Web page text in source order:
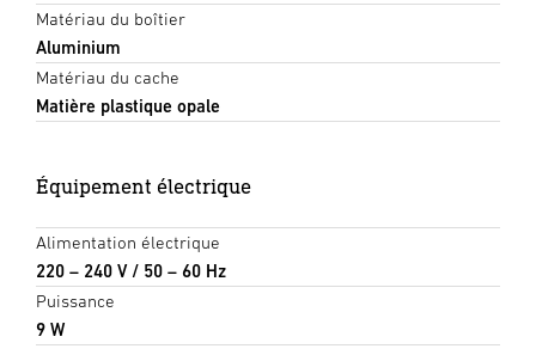
Matériau du boîtier
Aluminium
Matériau du cache
Matière plastique opale
Équipement électrique
Alimentation électrique
220 – 240 V / 50 – 60 Hz
Puissance
9 W